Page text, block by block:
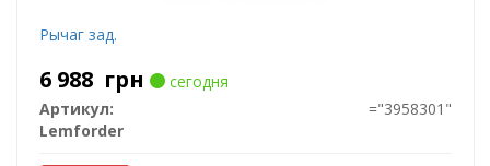
Рычаг зад.
6 988 грн
сегодня
Артикул:
="3958301"
Lemforder